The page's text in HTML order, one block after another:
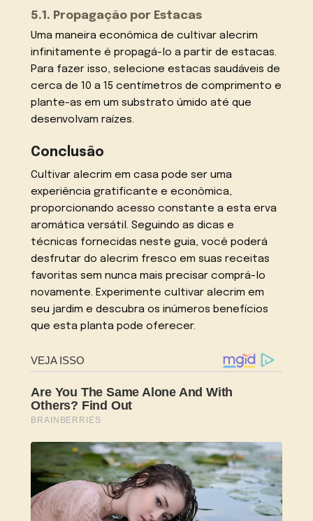
5.1. Propagação por Estacas
Uma maneira econômica de cultivar alecrim
infinitamente é propagá-lo a partir de estacas.
Para fazer isso, selecione estacas saudáveis de
cerca de 10 a 15 centímetros de comprimento e
plante-as em um substrato úmido até que
desenvolvam raízes.
Conclusão
Cultivar alecrim em casa pode ser uma
experiência gratificante e econômica,
proporcionando acesso constante a esta erva
aromática versátil. Seguindo as dicas e
técnicas fornecidas neste guia, você poderá
desfrutar do alecrim fresco em suas receitas
favoritas sem nunca mais precisar comprá-lo
novamente. Experimente cultivar alecrim em
seu jardim e descubra os inúmeros benefícios
que esta planta pode oferecer.